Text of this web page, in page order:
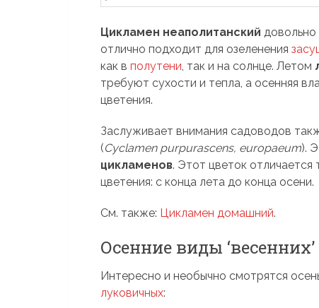
Цикламен неаполитанский довольно
отлично подходит для озеленения
как в полутени, так и на солнце. Летом
требуют сухости и тепла, а осенняя
цветения.
Заслуживает внимания садоводов
(Cyclamen purpurascens, europaeum).
цикламенов. Этот цветок
цветения: с конца лета до конца осени.
См. также: Цикламен домашний.
Осенние виды
Интересно и необычно смотрятся
луковичных: